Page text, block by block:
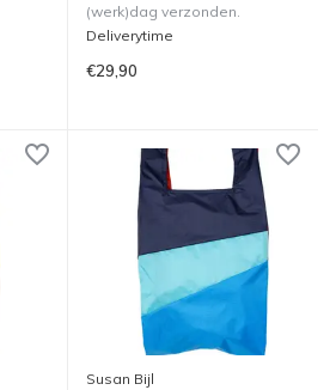
(werk)dag verzonden.
Deliverytime
€29,90
Susan Bijl